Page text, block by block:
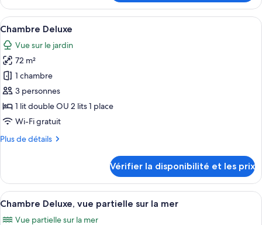
mer
le
type
de
chambre
Chambre
Luxe,
vue
mer
Afficher
toutes
les
photos
pour
ce
type
de
chambre :
Chambre
Une chambre d’hôtel moderne
23
Chambre Deluxe
Vue sur le jardin
72 m²
1 chambre
3 personnes
1 lit double OU 2 lits 1 place
Wi-Fi gratuit
Plus de détails
Plus
le
type
de
Chambre
Vérifier la disponibilité et les prix
Afficher
toutes
Une chambre avec un lit, un bureau
2
Chambre Deluxe, vue partielle sur la mer
Vue partielle sur la mer